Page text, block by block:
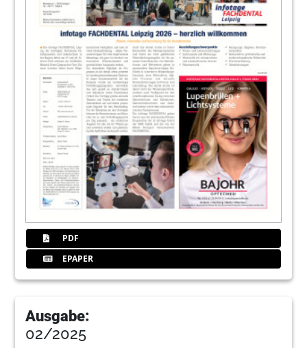
PDF
EPAPER
Ausgabe:
02/2025